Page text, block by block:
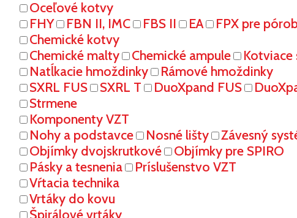
Oceľové kotvy
FHY
FBN II, IMC FBS II EA FPX pre
Chemické kotvy
Chemické malty
Chemické ampule
Natĺkacie hmoždinky
Rámové hmoždinky
SXRL FUS
SXRL T DuoXpand FUS
Strmene
Komponenty VZT
Nohy a podstavce
Nosné lišty Závesný
Objímky dvojskrutkové
Objímky pre SPIRO
Pásky a tesnenia
Príslušenstvo VZT
Vŕtacia technika
Vrtáky do kovu
Špirálové vrtáky